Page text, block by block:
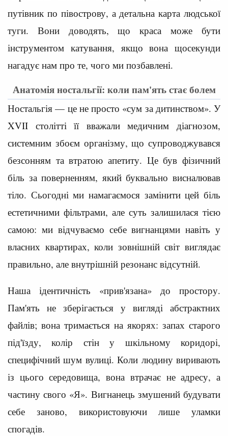
путівник по півострову, а детальна карта людської
туги. Вони доводять, що краса може бути
інструментом катування, якщо вона щосекунди
нагадує нам про те, чого ми позбавлені.
Анатомія ностальгії: коли пам'ять стає болем
Ностальгія — це не просто «сум за дитинством». У
XVII столітті її вважали медичним діагнозом,
системним збоєм організму, що супроводжувався
безсонням та втратою апетиту. Це був фізичний
біль за поверненням, який буквально висналював
тіло. Сьогодні ми намагаємося замінити цей біль
естетичними фільтрами, але суть залишилася тією
самою: ми відчуваємо себе вигнанцями навіть у
власних квартирах, коли зовнішній світ виглядає
правильно, але внутрішній резонанс відсутній.
Наша ідентичність «прив'язана» до простору.
Пам'ять не зберігається у вигляді абстрактних
файлів; вона тримається на якорях: запах старого
під'їзду, колір стін у шкільному коридорі,
специфічний шум вулиці. Коли людину виривають
із цього середовища, вона втрачає не адресу, а
частину свого «Я». Вигнанець змушений будувати
себе заново, використовуючи лише уламки
спогадів.